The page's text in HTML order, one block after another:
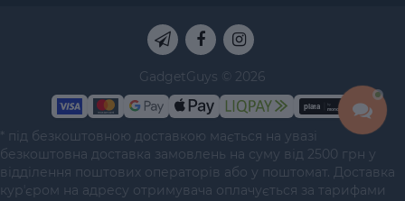
GadgetGuys © 2026
* під безкоштовною доставкою мається на увазі
безкоштовна доставка замовлень на суму від 2500 грн у
відділення поштових операторів або у поштомат. Доставка
курʼєром на адресу отримувача оплачується за тарифами